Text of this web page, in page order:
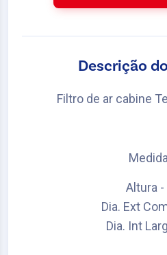
Descrição
Filtro de ar cabine
Altura -
Dia. Ext
Dia. Int